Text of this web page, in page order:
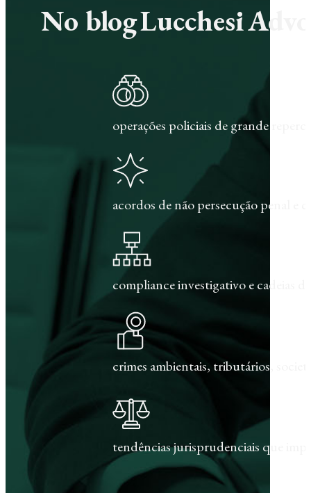
No blog Lucchesi
operações policiais de grande
acordos de não persecução penal e
compliance investigativo e cadeias
crimes ambientais, tributários,
tendências jurisprudenciais que